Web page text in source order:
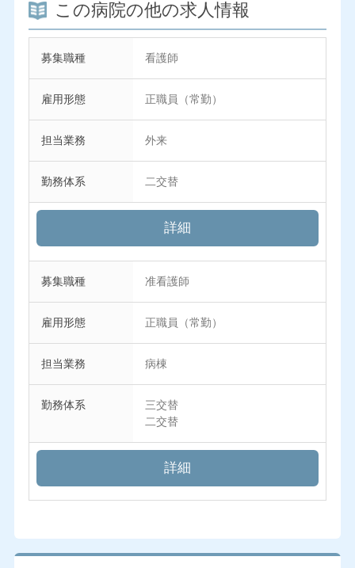
この病院の他の求人情報
募集職種 看護師
雇用形態 正職員（常勤）
担当業務 外来
勤務体系 二交替
詳細
募集職種 准看護師
雇用形態 正職員（常勤）
担当業務 病棟
勤務体系
三交替
二交替
詳細